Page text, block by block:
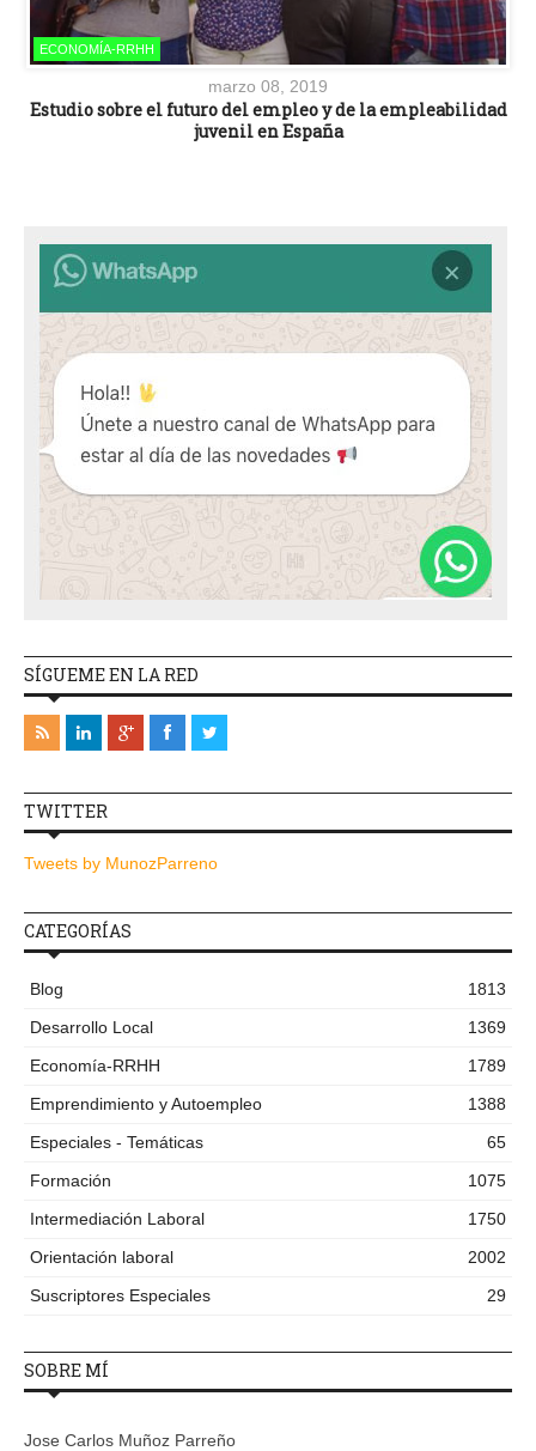
ECONOMÍA-RRHH
marzo 08, 2019
Estudio sobre el futuro del empleo y de la empleabilidad
juvenil en España
SÍGUEME EN LA RED
TWITTER
Tweets by MunozParreno
CATEGORÍAS
Blog
1813
Desarrollo Local
1369
Economía-RRHH
1789
Emprendimiento y Autoempleo
1388
Especiales - Temáticas
65
Formación
1075
Intermediación Laboral
1750
Orientación laboral
2002
Suscriptores Especiales
29
SOBRE MÍ
Jose Carlos Muñoz Parreño